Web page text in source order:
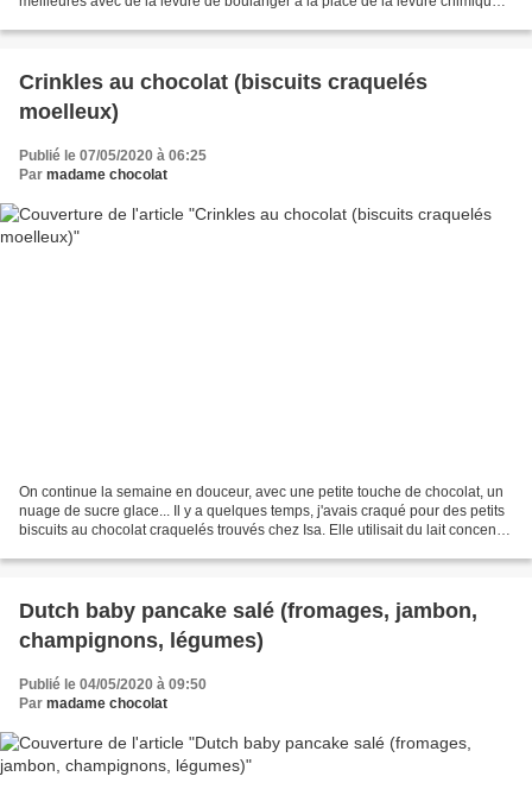
Crinkles au chocolat (biscuits craquelés
moelleux)
Publié le 07/05/2020 à 06:25
Par madame chocolat
On continue la semaine en douceur, avec une petite touche de chocolat, un
nuage de sucre glace... Il y a quelques temps, j'avais craqué pour des petits
biscuits au chocolat craquelés trouvés chez Isa. Elle utilisait du lait concentré
Dutch baby pancake salé (fromages, jambon,
champignons, légumes)
Publié le 04/05/2020 à 09:50
Par madame chocolat